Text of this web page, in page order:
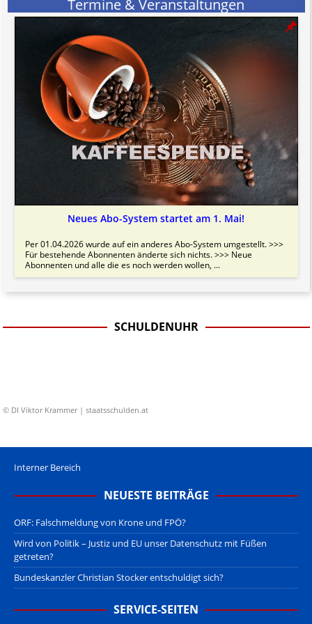
Termine & Veranstaltungen
Neues Abo-System startet am 1. Mai!
Per 01.04.2026 wurde auf ein anderes Abo-System umgestellt. >>>
Für bestehende Abonnenten änderte sich nichts. >>> Neue
Abonnenten und alle die es noch werden wollen, ...
SCHULDENUHR
© DI Viktor Krammer | staatsschulden.at
Interner Bereich
NEUESTE BEITRÄGE
ORF: Falschmeldung von Krone und FPÖ?
Wird von Politik – Justiz und EU unser Datenschutz mit Füßen
getreten?
Bundeskanzler Christian Stocker entschuldigt sich?
SERVICE-SEITEN